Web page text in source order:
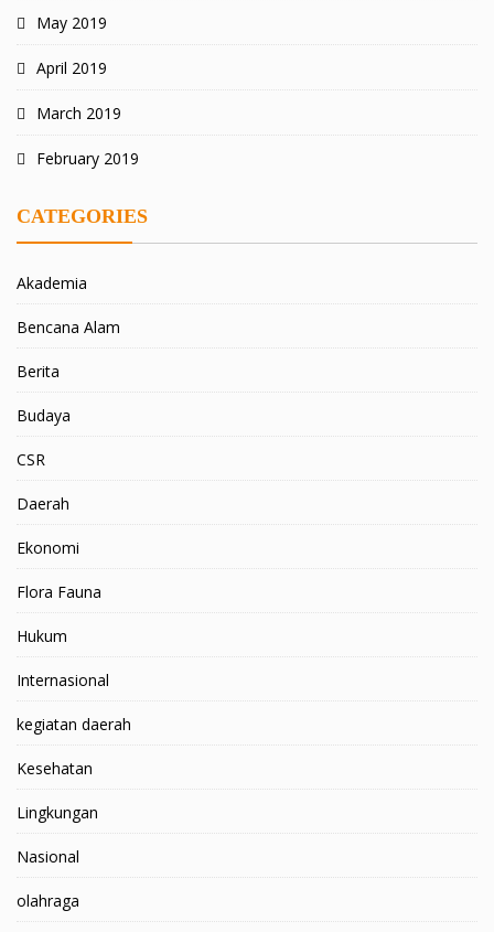
May 2019
April 2019
March 2019
February 2019
CATEGORIES
Akademia
Bencana Alam
Berita
Budaya
CSR
Daerah
Ekonomi
Flora Fauna
Hukum
Internasional
kegiatan daerah
Kesehatan
Lingkungan
Nasional
olahraga